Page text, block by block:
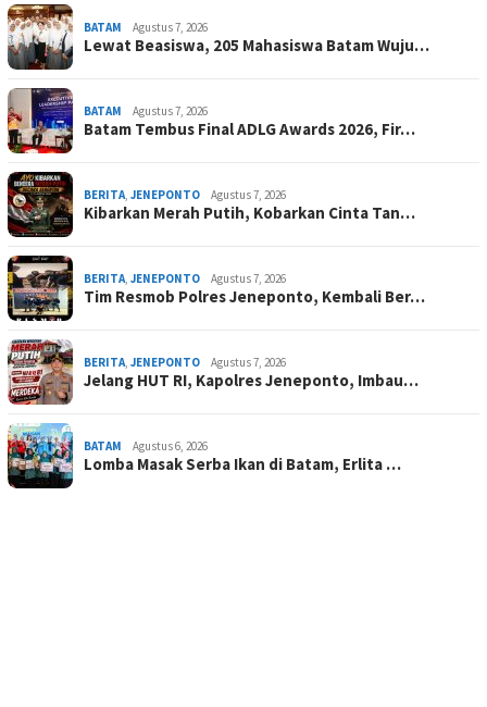
BATAM Agustus 7, 2026
Lewat Beasiswa, 205 Mahasiswa Batam Wuju…
BATAM Agustus 7, 2026
Batam Tembus Final ADLG Awards 2026, Fir…
BERITA, JENEPONTO Agustus 7, 2026
Kibarkan Merah Putih, Kobarkan Cinta Tan…
BERITA, JENEPONTO Agustus 7, 2026
Tim Resmob Polres Jeneponto, Kembali Ber…
BERITA, JENEPONTO Agustus 7, 2026
Jelang HUT RI, Kapolres Jeneponto, Imbau…
BATAM Agustus 6, 2026
Lomba Masak Serba Ikan di Batam, Erlita …